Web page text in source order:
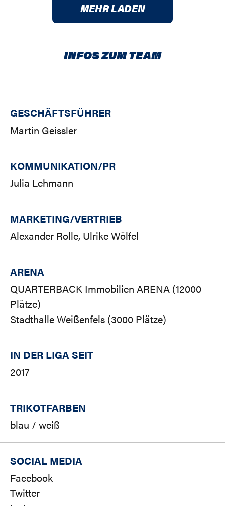
MEHR LADEN
INFOS ZUM TEAM
GESCHÄFTSFÜHRER
Martin Geissler
KOMMUNIKATION/PR
Julia Lehmann
MARKETING/VERTRIEB
Alexander Rolle, Ulrike Wölfel
ARENA
QUARTERBACK Immobilien ARENA (12000
Plätze)
Stadthalle Weißenfels (3000 Plätze)
IN DER LIGA SEIT
2017
TRIKOTFARBEN
blau / weiß
SOCIAL MEDIA
Facebook
Twitter